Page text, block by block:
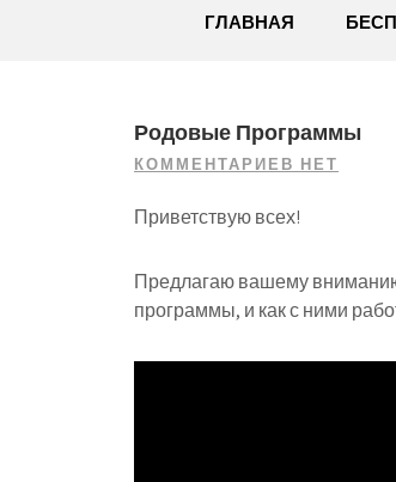
ГЛАВНАЯ
Родовые Программы
КОММЕНТАРИЕВ НЕТ
Приветствую всех!
Предлагаю вашему
программы, и как с ними